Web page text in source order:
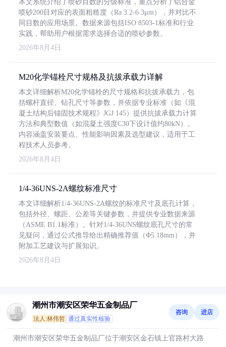
本文系统介绍了喷砂目数的分级标准，重点分析了铝合金
喷砂200目对应的表面粗糙度（Ra 3.2-6.3μm），并对比不
同目数的应用场景。数据来源包括ISO 8503-1标准和行业
实践，帮助用户根据需求选择合适的喷砂参数。
2026年8月4日
M20化学锚栓尺寸规格及抗拔承载力详解
本文详细解析M20化学锚栓的尺寸规格和抗拔承载力，包
括螺杆直径、钻孔尺寸等参数，并依据专业标准（如《混
凝土结构后锚固技术规程》JGJ 145）提供抗拔承载力计算
方法和典型数值（如混凝土强度C30下设计值约80kN）。
内容涵盖安装要点、性能影响因素及选型建议，适用于工
程技术人员参考。
2026年8月4日
1/4-36UNS-2A螺纹标准尺寸
本文详细解析1/4-36UNS-2A螺纹的标准尺寸及底孔计算，
包括外径、螺距、公差等关键参数，并提供专业数据来源
（ASME B1.1标准）。针对1/4-36UNS螺纹底孔尺寸的常
见疑问，通过公式推导给出精确推荐值（Φ5.18mm），并
附加工艺建议与扩展知识。
2026年8月4日
潮州市潮安区荣华五金制品厂
法人:林伟哲 通过真实性核验
咨询 进店
潮州市潮安区荣华五金制品厂位于潮安区金石镇上官路村大路